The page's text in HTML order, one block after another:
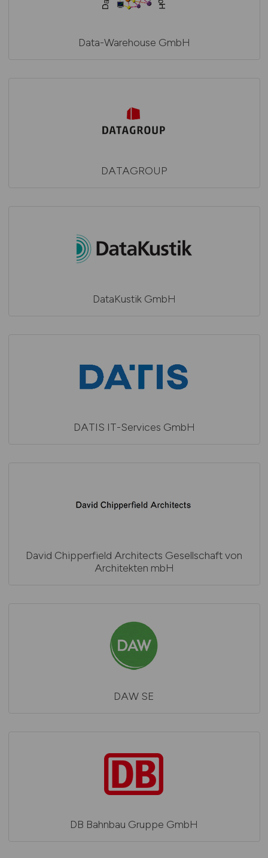
Data-Warehouse GmbH
DATAGROUP
DataKustik GmbH
DATIS IT-Services GmbH
David Chipperfield Architects Gesellschaft von
Architekten mbH
DAW SE
DB Bahnbau Gruppe GmbH